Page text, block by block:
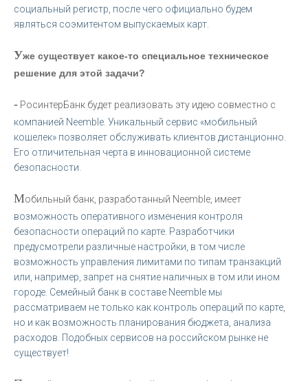
социальный регистр, после чего официально будем
являться соэмитентом выпускаемых карт.
Уже существует какое-то специальное техническое
решение для этой задачи?
- РосинтерБанк будет реализовать эту идею совместно с
компанией Neemble. Уникальный сервис «мобильный
кошелек» позволяет обслуживать клиентов дистанционно.
Его отличительная черта в инновационной системе
безопасности.
Мобильный банк, разработанный Neemble, имеет
возможность оперативного изменения контроля
безопасности операций по карте. Разработчики
предусмотрели различные настройки, в том числе
возможность управления лимитами по типам транзакций
или, например, запрет на снятие наличных в том или ином
городе. Семейный банк в составе Neemble мы
рассматриваем не только как контроль операций по карте,
но и как возможность планирования бюджета, анализа
расходов. Подобных сервисов на российском рынке не
существует!